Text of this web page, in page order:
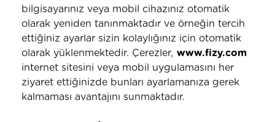
bilgisayarınız veya mobil cihazınız otomatik
olarak yeniden tanınmaktadır ve örneğin tercih
ettiğiniz ayarlar sizin kolaylığınız için otomatik
olarak yüklenmektedir. Çerezler, www.fizy.com
internet sitesini veya mobil uygulamasını her
ziyaret ettiğinizde bunları ayarlamanıza gerek
kalmaması avantajını sunmaktadır.